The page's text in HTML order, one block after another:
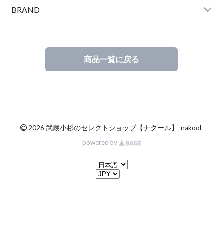
BRAND
商品一覧に戻る
©2026 武蔵小杉のセレクトショップ【ナクール】-nakool-
powered by